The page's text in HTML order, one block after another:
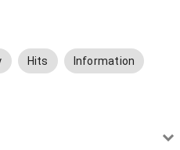
Hits Information